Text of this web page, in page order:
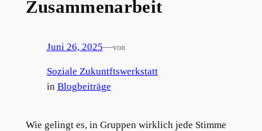
Zusammenarbeit
Juni 26, 2025—von
Soziale Zukuntftswerkstatt
in Blogbeiträge
Wie gelingt es, in Gruppen wirklich jede Stimme